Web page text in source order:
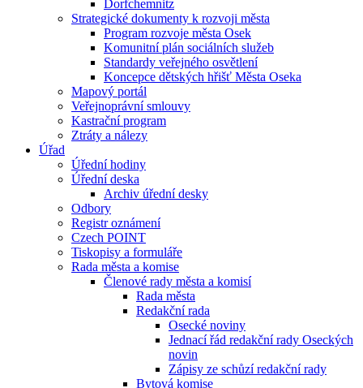
Dorfchemnitz
Strategické dokumenty k rozvoji města
Program rozvoje města Osek
Komunitní plán sociálních služeb
Standardy veřejného osvětlení
Koncepce dětských hřišť Města Oseka
Mapový portál
Veřejnoprávní smlouvy
Kastrační program
Ztráty a nálezy
Úřad
Úřední hodiny
Úřední deska
Archiv úřední desky
Odbory
Registr oznámení
Czech POINT
Tiskopisy a formuláře
Rada města a komise
Členové rady města a komisí
Rada města
Redakční rada
Osecké noviny
Jednací řád redakční rady Oseckých
novin
Zápisy ze schůzí redakční rady
Bytová komise